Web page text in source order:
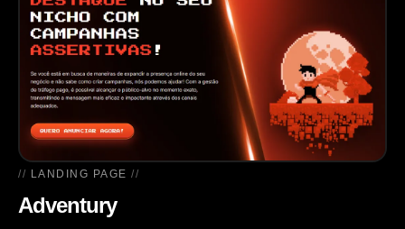
LANDING PAGE
Adventury